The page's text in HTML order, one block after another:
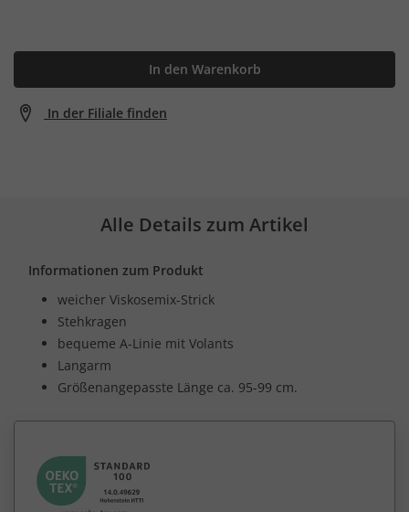
In den Warenkorb
In der Filiale finden
Alle Details zum Artikel
Informationen zum Produkt
weicher Viskosemix-Strick
Stehkragen
bequeme A-Linie mit Volants
Langarm
Größenangepasste Länge ca. 95-99 cm.